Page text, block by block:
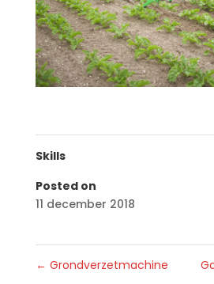
Skills
Posted on
11 december 2018
← Grondverzetmachine